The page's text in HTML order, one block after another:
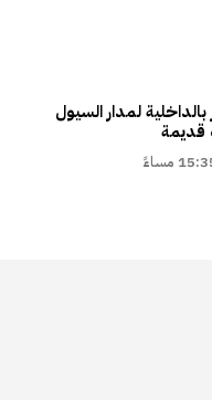
لمدار السيول
قديمة